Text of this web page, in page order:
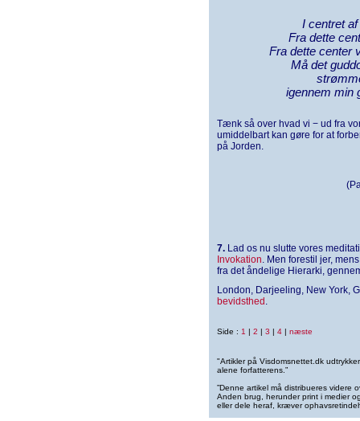
I centret
Fra dette
Fra dette center
Må det
igennem min
Tænk så over hvad vi − ud fra
umiddelbart kan gøre for at
på Jorden.
7. Lad os nu slutte vores
Invokation. Men forestil jer,
fra det åndelige Hierarki,
London, Darjeeling, New York,
bevidsthed .
Side : 1 | 2 | 3 | 4 | næste
"Artikler på Visdomsnettet.dk
alene forfatterens.”
”Denne artikel må distribueres videre
Anden brug, herunder print i medier
eller dele heraf, kræver